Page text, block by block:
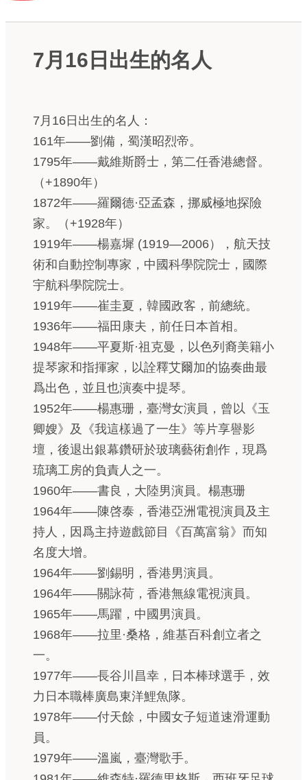
7月16日出生的名人
7月16日出生的名人：
161年——劉備，蜀漢昭烈帝。
1795年——戴維斯爵士，第二任香港總督。
（+1890年）
1872年——羅爾德·亞孟森，挪威極地探險
家。（+1928年）
1919年——楊嘉墀 (1919—2006），航天技
術和自動控制專家，中國科學院院士，國際
宇航科學院院士。
1919年——崔圭夏，韓國政客，前總統。
1936年——福田康夫，前任日本首相。
1948年——平夏斯·祖克曼，以色列裔美籍小
提琴家和指揮家，以詮釋艾爾加的協奏曲最
爲出色，並且也演奏中提琴。
1952年——楊惠珊，臺灣女演員，曾以《玉
卿嫂》及《我這樣過了一生》等片享譽影
壇，後退出銀幕鑽研於玻璃藝術創作，現爲
琉璃工房的負責人之一。
1960年——書良，大陸男演員。楊惠珊
1964年——陳啓泰，香港亞洲電視演員及主
持人，因爲主持遊戲節目《百萬富翁》而知
名度大增。
1964年——劉錫明，香港男演員。
1964年——關詠荷，香港無線電視演員。
1965年——馬躍，中國男演員。
1968年——拉里·桑格，維基百科創立者之
一。
1977年——長谷川昌幸，日本棒球選手，效
力日本職棒廣島東洋鯉魚隊。
1978年——付天餘，中國女子短道速滑運動
員。
1979年——溫嵐，臺灣歌手。